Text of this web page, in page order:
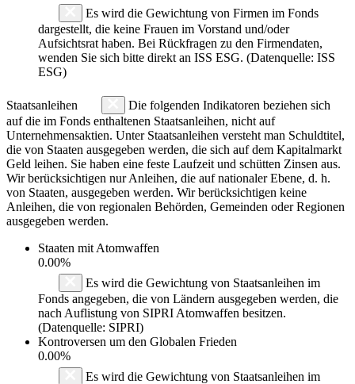
Es wird die Gewichtung von Firmen im Fonds
dargestellt, die keine Frauen im Vorstand und/oder
Aufsichtsrat haben. Bei Rückfragen zu den Firmendaten,
wenden Sie sich bitte direkt an ISS ESG. (Datenquelle: ISS
ESG)
Staatsanleihen
Die folgenden Indikatoren beziehen sich
auf die im Fonds enthaltenen Staatsanleihen, nicht auf
Unternehmensaktien. Unter Staatsanleihen versteht man Schuldtitel,
die von Staaten ausgegeben werden, die sich auf dem Kapitalmarkt
Geld leihen. Sie haben eine feste Laufzeit und schütten Zinsen aus.
Wir berücksichtigen nur Anleihen, die auf nationaler Ebene, d. h.
von Staaten, ausgegeben werden. Wir berücksichtigen keine
Anleihen, die von regionalen Behörden, Gemeinden oder Regionen
ausgegeben werden.
Staaten mit Atomwaffen
0.00%
Es wird die Gewichtung von Staatsanleihen im
Fonds angegeben, die von Ländern ausgegeben werden, die
nach Auflistung von SIPRI Atomwaffen besitzen.
(Datenquelle: SIPRI)
Kontroversen um den Globalen Frieden
0.00%
Es wird die Gewichtung von Staatsanleihen im